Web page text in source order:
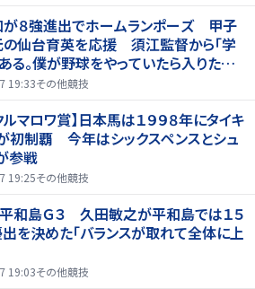
８強進出でホームランポーズ 甲子
仙台育英を応援 須江監督から「学
る。僕が野球をやっていたら入りたかっ
19:33その他競技
ルマロワ賞】日本馬は１９９８年にタイキ
初制覇 今年はシックスペンスとシュ
参戦
19:25その他競技
平和島Ｇ３ 久田敏之が平和島では１５
を決めた「バランスが取れて全体に上
19:03その他競技